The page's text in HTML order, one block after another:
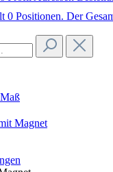
0 Positionen. Der
Magnet